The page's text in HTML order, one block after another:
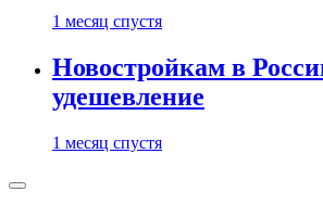
1 месяц спустя
Новостройкам в
удешевление
1 месяц спустя